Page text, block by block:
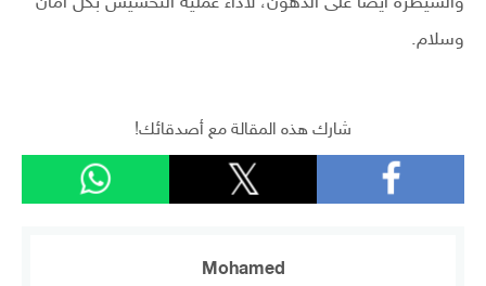
وسلام.
شارك هذه المقالة مع أصدقائك!
Mohamed